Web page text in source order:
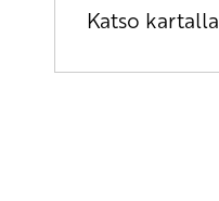
Katso kartalla